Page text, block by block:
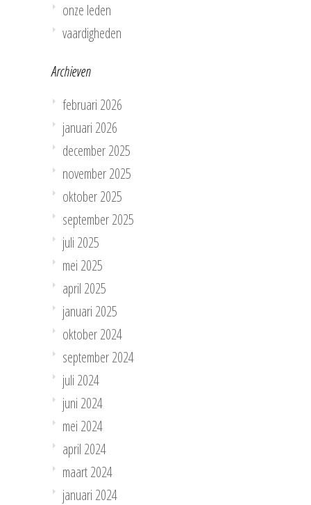
onze leden
vaardigheden
Archieven
februari 2026
januari 2026
december 2025
november 2025
oktober 2025
september 2025
juli 2025
mei 2025
april 2025
januari 2025
oktober 2024
september 2024
juli 2024
juni 2024
mei 2024
april 2024
maart 2024
januari 2024